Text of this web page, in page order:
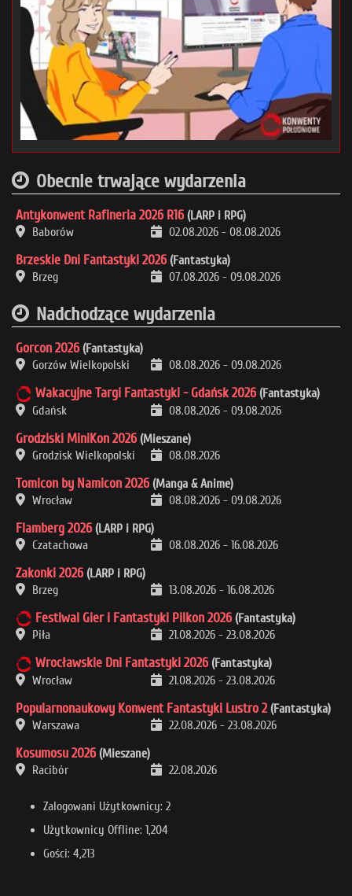
Obecnie trwające wydarzenia
Antykonwent Rafineria 2026 R16 (LARP i RPG)
Baborów
02.08.2026 - 08.08.2026
Brzeskie Dni Fantastyki 2026 (Fantastyka)
Brzeg
07.08.2026 - 09.08.2026
Nadchodzące wydarzenia
Gorcon 2026 (Fantastyka)
Gorzów Wielkopolski
08.08.2026 - 09.08.2026
Wakacyjne Targi Fantastyki - Gdańsk 2026 (Fantastyka)
Gdańsk
08.08.2026 - 09.08.2026
Grodziski MiniKon 2026 (Mieszane)
Grodzisk Wielkopolski
08.08.2026
Tomicon by Namicon 2026 (Manga & Anime)
Wrocław
08.08.2026 - 09.08.2026
Flamberg 2026 (LARP i RPG)
Czatachowa
08.08.2026 - 16.08.2026
Zakonki 2026 (LARP i RPG)
Brzeg
13.08.2026 - 16.08.2026
Festiwal Gier i Fantastyki Pilkon 2026 (Fantastyka)
Piła
21.08.2026 - 23.08.2026
Wrocławskie Dni Fantastyki 2026 (Fantastyka)
Wrocław
21.08.2026 - 23.08.2026
Popularnonaukowy Konwent Fantastyki Lustro 2 (Fantastyka)
Warszawa
22.08.2026 - 23.08.2026
Kosumosu 2026 (Mieszane)
Racibór
22.08.2026
Zalogowani Użytkownicy: 2
Użytkownicy Offline: 1,204
Gości: 4,213